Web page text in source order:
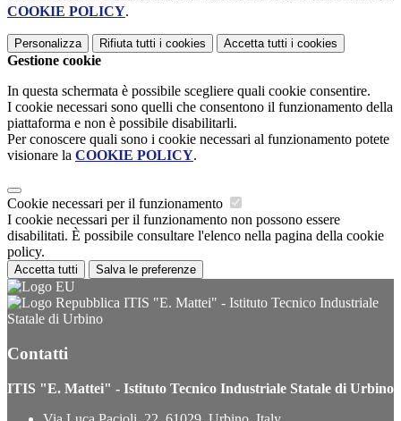
COOKIE POLICY.
Personalizza Rifiuta tutti i cookies Accetta tutti i cookies
Gestione cookie
In questa schermata è possibile scegliere quali cookie consentire.
I cookie necessari sono quelli che consentono il funzionamento della
piattaforma e non è possibile disabilitarli.
Per conoscere quali sono i cookie necessari al funzionamento potete
visionare la COOKIE POLICY.
Cookie necessari per il funzionamento
I cookie necessari per il funzionamento non possono essere
disabilitati. È possibile consultare l'elenco nella pagina della cookie
policy.
Accetta tutti Salva le preferenze
ITIS "E. Mattei" - Istituto Tecnico Industriale
Statale di Urbino
Contatti
ITIS "E. Mattei" - Istituto Tecnico Industriale Statale di Urbino